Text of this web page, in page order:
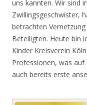
uns kannten. Wir sind
Zwillingsgeschwister,
betrachten
Beteiligten. Heute bin
Kinder Kreisverein
Professionen, was auf
auch bereits erste